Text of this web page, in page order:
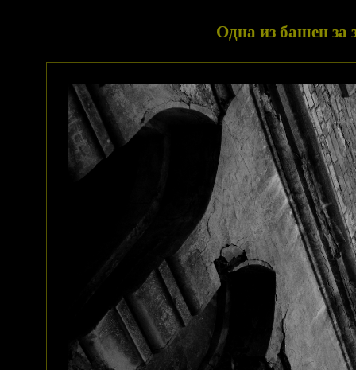
Одна из башен за